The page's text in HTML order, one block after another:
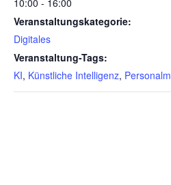
10:00 - 16:00
Veranstaltungskategorie:
Digitales
Veranstaltung-Tags:
KI, Künstliche Intelligenz,